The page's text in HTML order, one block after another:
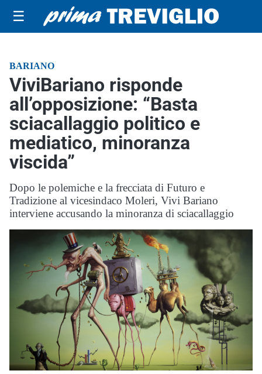
☰
BARIANO
ViviBariano risponde
all’opposizione: “Basta
sciacallaggio politico e
mediatico, minoranza
viscida”
Dopo le polemiche e la frecciata di Futuro e
Tradizione al vicesindaco Moleri, Vivi Bariano
interviene accusando la minoranza di sciacallaggio